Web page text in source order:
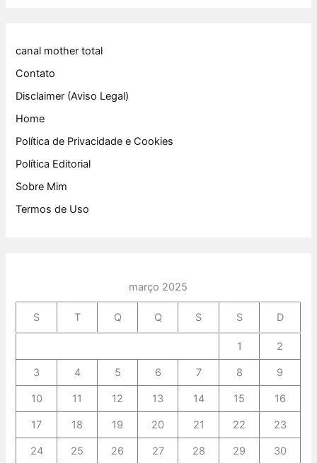
canal mother total
Contato
Disclaimer (Aviso Legal)
Home
Política de Privacidade e Cookies
Política Editorial
Sobre Mim
Termos de Uso
março 2025
S T Q Q S S D
1 2
3 4 5 6 7 8 9
10 11 12 13 14 15 16
17 18 19 20 21 22 23
24 25 26 27 28 29 30